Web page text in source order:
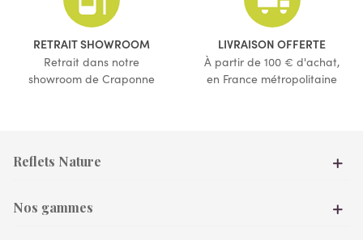
(34 avis)
RETRAIT SHOWROOM
Retrait dans notre
showroom de Craponne
LIVRAISON OFFERTE
À partir de 100 € d'achat,
en France métropolitaine
Reflets Nature
Nos gammes